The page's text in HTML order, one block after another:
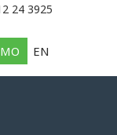
24 3925
EN